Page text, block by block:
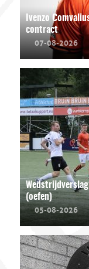
Ivenzo
contract
07-08-2026
(oefen)
05-08-2026